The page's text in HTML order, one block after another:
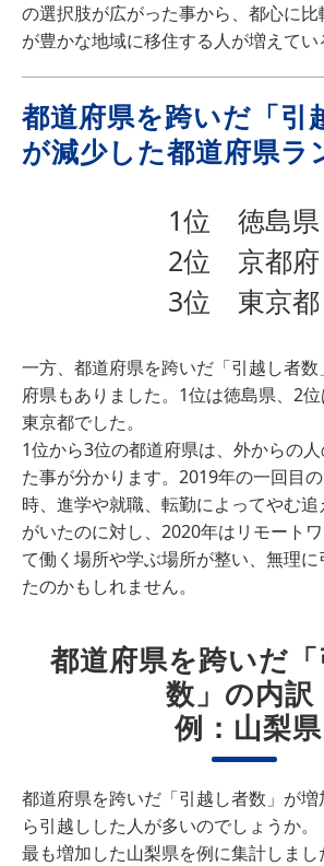
の選択肢が広がった事から、都心に
が豊かな地域に移住する人が増えてい
都道府県を跨いだ「引
が減少した都道府県ラ
1位 徳島県
2位 京都府
3位 東京都
一方、都道府県を跨いだ「引越し者
府県もありました。1位は徳島県、2
東京都でした。
1位から3位の都道府県は、外からの
た事が分かります。2019年の一回目
時、進学や就職、転勤によってやむ
がいたのに対し、2020年はリモート
て働く場所や学ぶ場所が整い、無理
たのかもしれません。
都道府県を跨いだ
数」の内訳
例：山梨県
都道府県を跨いだ「引越し者数」が
ら引越しした人が多いのでしょうか
最も増加した山梨県を例に集計しまし